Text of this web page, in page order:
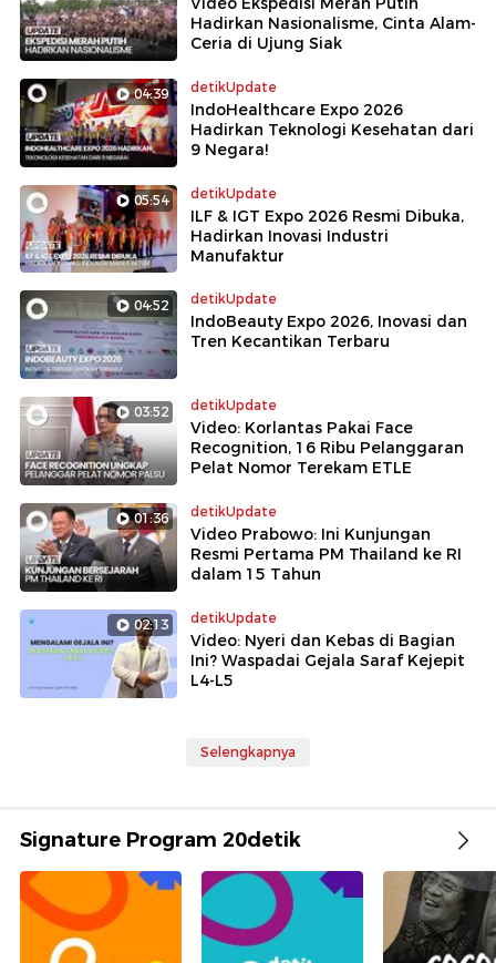
Hadirkan Nasionalisme, Cinta Alam-
Ceria di Ujung Siak
04:39 detikUpdate
IndoHealthcare Expo 2026
Hadirkan Teknologi Kesehatan dari
9 Negara!
05:54 detikUpdate
ILF & IGT Expo 2026 Resmi Dibuka,
Hadirkan Inovasi Industri
Manufaktur
04:52 detikUpdate
IndoBeauty Expo 2026, Inovasi dan
Tren Kecantikan Terbaru
03:52 detikUpdate
Video: Korlantas Pakai Face
Recognition, 16 Ribu Pelanggaran
Pelat Nomor Terekam ETLE
01:36 detikUpdate
Video Prabowo: Ini Kunjungan
Resmi Pertama PM Thailand ke RI
dalam 15 Tahun
02:13 detikUpdate
Video: Nyeri dan Kebas di Bagian
Ini? Waspadai Gejala Saraf Kejepit
L4-L5
Selengkapnya
Signature Program 20detik